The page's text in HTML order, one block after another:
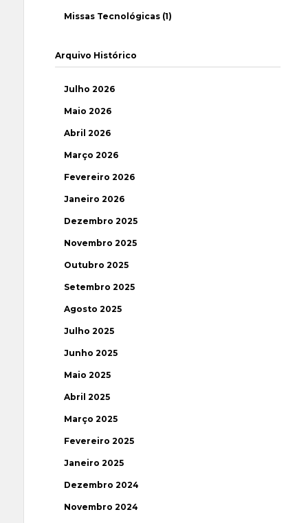
Missas Tecnológicas (1)
Arquivo Histórico
Julho 2026
Maio 2026
Abril 2026
Março 2026
Fevereiro 2026
Janeiro 2026
Dezembro 2025
Novembro 2025
Outubro 2025
Setembro 2025
Agosto 2025
Julho 2025
Junho 2025
Maio 2025
Abril 2025
Março 2025
Fevereiro 2025
Janeiro 2025
Dezembro 2024
Novembro 2024